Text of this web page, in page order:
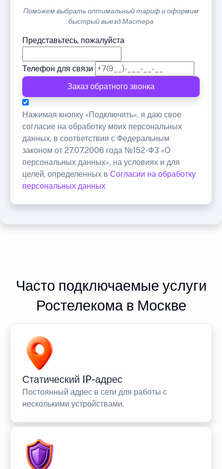
Поможем выбрать оптимальный тариф и оформим
быстрый выезд Мастера
Представьтесь, пожалуйста
Телефон для связи
Заказ обратного звонка
Нажимая кнопку «Подключить», я даю свое
согласие на обработку моих персональных
данных, в соответствии с Федеральным
законом от 27.07.2006 года №152-ФЗ «О
персональных данных», на условиях и для
целей, определенных в Согласии на обработку
персональных данных
Часто подключаемые услуги
Ростелекома в Москве
Статический IP-адрес
Постоянный адрес в сети для работы с
несколькими устройствами.